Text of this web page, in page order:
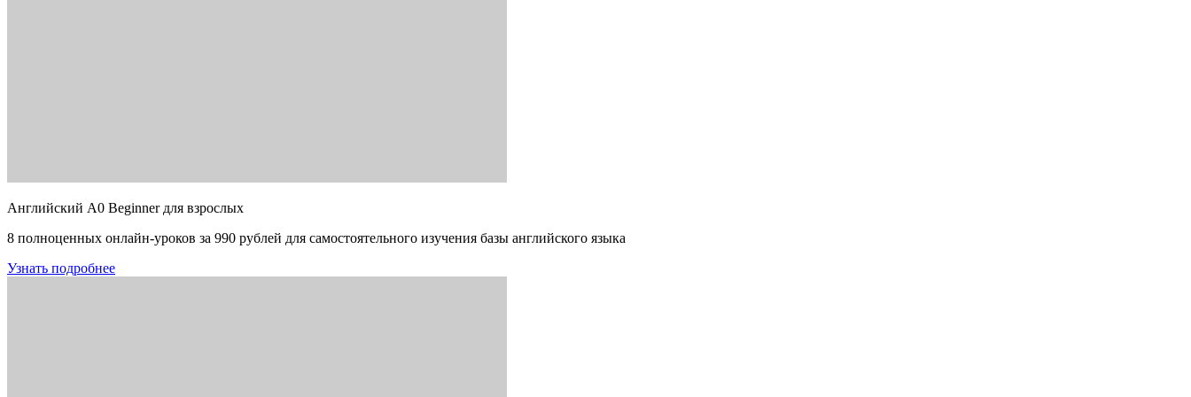
Английский A0 Beginner для взрослых
8 полноценных онлайн-уроков за 990 рублей для самостоятельного изучения базы английского языка
Узнать подробнее